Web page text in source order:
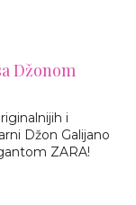
Džonom
i
Džon Galijano
ZARA!